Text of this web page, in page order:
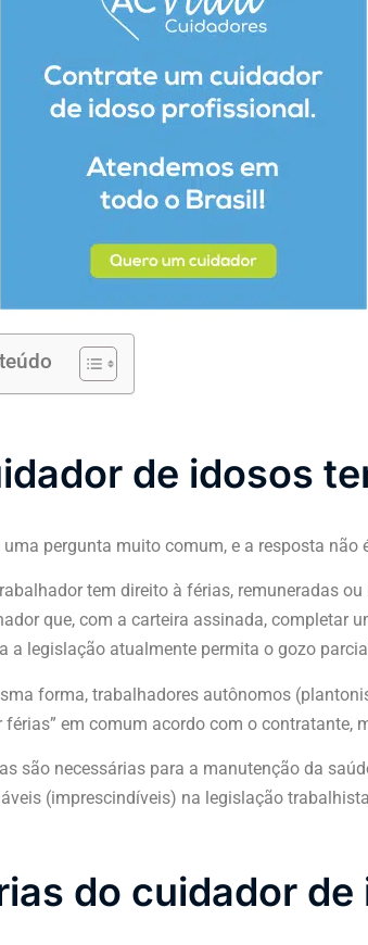
de idosos
uma pergunta muito comum, e a resposta não
tem direito à férias, remuneradas
que, com a carteira assinada, completar
a legislação atualmente permita o gozo
forma, trabalhadores autônomos
férias” em comum acordo com o
são necessárias para a manutenção da
(imprescindíveis) na legislação
do cuidador de